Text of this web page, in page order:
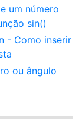
um número
sin()
- Como inserir
ou ângulo